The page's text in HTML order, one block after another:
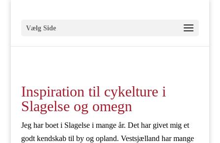
Vælg Side
Inspiration til cykelture i
Slagelse og omegn
Jeg har boet i Slagelse i mange år. Det har givet mig et
godt kendskab til by og opland. Vestsjælland har mange